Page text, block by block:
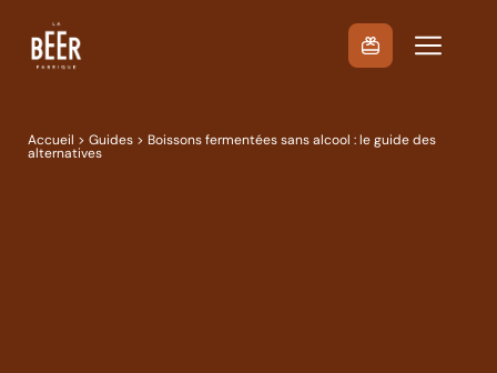
contenu
Accueil > Guides> Boissons fermentées sans alcool : le guide des
alternatives